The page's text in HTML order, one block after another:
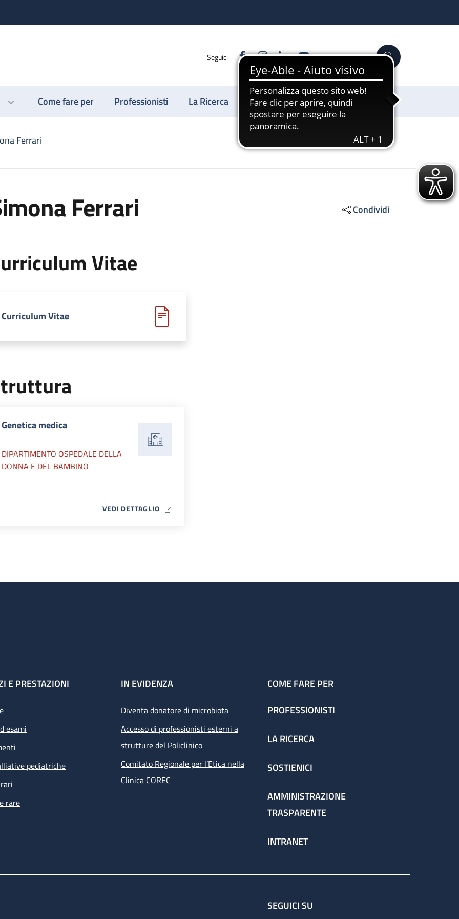
Seguici FacebookInstagram
LinkedinYouTube Cerca
Come fare per Professionisti La Ricerca Sostienici
Ferrari
Ferrari Condividi
Vitae
Curriculum Vitae
Genetica medica
DIPARTIMENTO OSPEDALE DELLA
DONNA E DEL BAMBINO
VEDI DETTAGLIOMAP ICON
E PRESTAZIONI
esami
pediatriche
rare
IN EVIDENZA
Diventa donatore di microbiota
Accesso di professionisti esterni a
strutture del Policlinico
Comitato Regionale per l’Etica nella
Clinica COREC
COME FARE PER
PROFESSIONISTI
LA RICERCA
SOSTIENICI
AMMINISTRAZIONE
TRASPARENTE
INTRANET
SEGUICI SU